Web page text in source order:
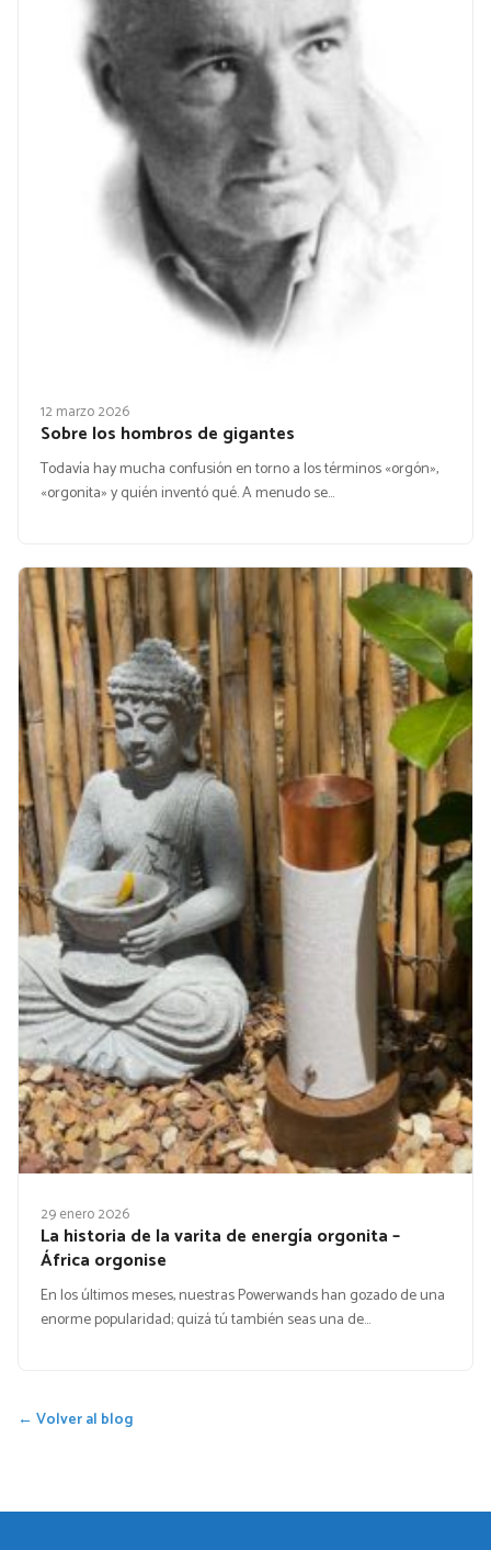
12 marzo 2026
Sobre los hombros de gigantes
Todavía hay mucha confusión en torno a los términos «orgón»,
«orgonita» y quién inventó qué. A menudo se…
29 enero 2026
La historia de la varita de energía orgonita –
África orgonise
En los últimos meses, nuestras Powerwands han gozado de una
enorme popularidad; quizá tú también seas una de…
← Volver al blog